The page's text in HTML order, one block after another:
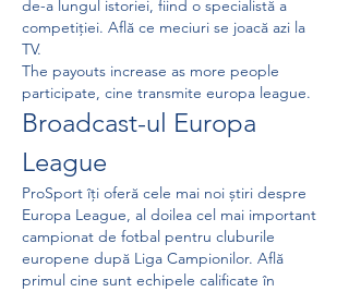
de-a lungul istoriei, fiind o specialistă a
competiției. Află ce meciuri se joacă azi la
TV.
The payouts increase as more people
participate, cine transmite europa league.
Broadcast-ul Europa
League
ProSport îți oferă cele mai noi știri despre
Europa League, al doilea cel mai important
campionat de fotbal pentru cluburile
europene după Liga Campionilor. Află
primul cine sunt echipele calificate în